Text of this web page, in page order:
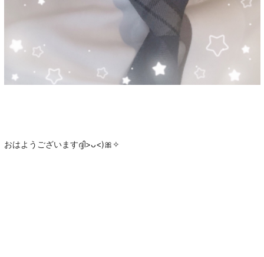
おはようございますദ്ദി>ᴗ<)🎀✧